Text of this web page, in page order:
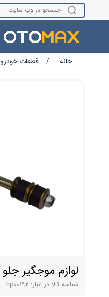
خانه / قطعات خودرو
لوازم موجگیر جلو
شناسه کالا در انبار: hp00192
نام ویژگی